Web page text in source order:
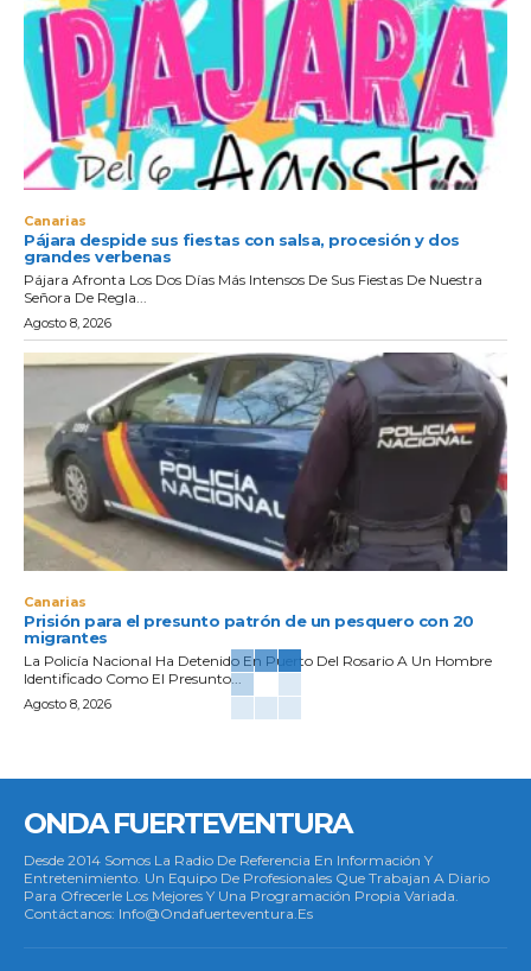
Canarias
Pájara despide sus fiestas con salsa, procesión y dos
grandes verbenas
Pájara Afronta Los Dos Días Más Intensos De Sus Fiestas De Nuestra
Señora De Regla...
Agosto 8, 2026
Canarias
Prisión para el presunto patrón de un pesquero con 20
migrantes
La Policía Nacional Ha Detenido En Puerto Del Rosario A Un Hombre
Identificado Como El Presunto...
Agosto 8, 2026
ONDA FUERTEVENTURA
Desde 2014 Somos La Radio De Referencia En Información Y
Entretenimiento. Un Equipo De Profesionales Que Trabajan A Diario
Para Ofrecerle Los Mejores Y Una Programación Propia Variada.
Contáctanos: Info@ondafuerteventura.es